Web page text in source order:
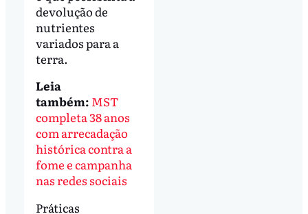
devolução de
nutrientes
variados para a
terra.
Leia
também: MST
completa 38 anos
com arrecadação
histórica contra a
fome e campanha
nas redes sociais
Práticas